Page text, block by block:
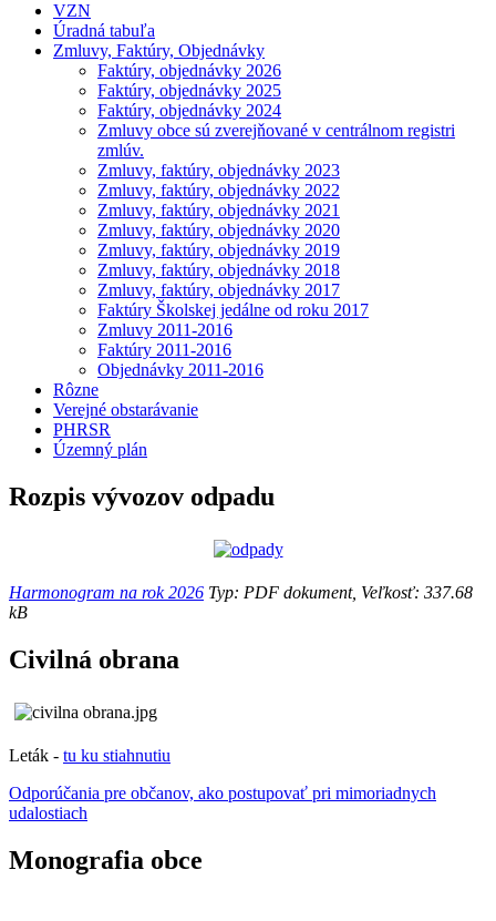
VZN
Úradná tabuľa
Zmluvy, Faktúry, Objednávky
Faktúry, objednávky 2026
Faktúry, objednávky 2025
Faktúry, objednávky 2024
Zmluvy obce sú zverejňované v centrálnom registri
zmlúv.
Zmluvy, faktúry, objednávky 2023
Zmluvy, faktúry, objednávky 2022
Zmluvy, faktúry, objednávky 2021
Zmluvy, faktúry, objednávky 2020
Zmluvy, faktúry, objednávky 2019
Zmluvy, faktúry, objednávky 2018
Zmluvy, faktúry, objednávky 2017
Faktúry Školskej jedálne od roku 2017
Zmluvy 2011-2016
Faktúry 2011-2016
Objednávky 2011-2016
Rôzne
Verejné obstarávanie
PHRSR
Územný plán
Rozpis vývozov odpadu
Harmonogram na rok 2026 Typ: PDF dokument, Veľkosť: 337.68
kB
Civilná obrana
Leták - tu ku stiahnutiu
Odporúčania pre občanov, ako postupovať pri mimoriadnych
udalostiach
Monografia obce